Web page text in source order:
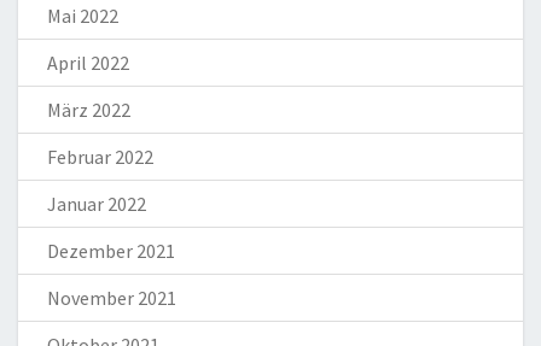
Mai 2022
April 2022
März 2022
Februar 2022
Januar 2022
Dezember 2021
November 2021